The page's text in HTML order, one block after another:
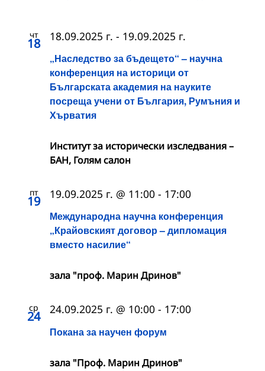
чт
18
„Наследство за бъдещето“ – научна
конференция на историци от
Българската академия на науките
посреща учени от България, Румъния и
Хърватия
18.09.2025 г. - 19.09.2025 г.
Институт за исторически изследвания –
БАН, Голям салон
пт
19
Международна научна конференция
„Крайовският договор – дипломация
вместо насилие“
19.09.2025 г. @ 11:00 - 17:00
зала "проф. Марин Дринов"
ср
24
Покана за научен форум
24.09.2025 г. @ 10:00 - 17:00
зала "Проф. Марин Дринов"